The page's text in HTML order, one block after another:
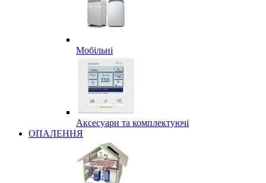
Мобільні
Аксесуари та комплектуючі
ОПАЛЕННЯ